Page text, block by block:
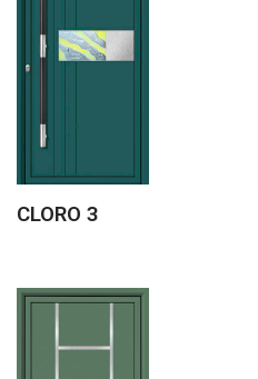
CLORO 3